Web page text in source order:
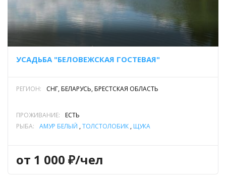
УСАДЬБА "БЕЛОВЕЖСКАЯ ГОСТЕВАЯ"
РЕГИОН: СНГ, БЕЛАРУСЬ, БРЕСТСКАЯ ОБЛАСТЬ
ПРОЖИВАНИЕ:
ЕСТЬ
РЫБА:
АМУР БЕЛЫЙ ,ТОЛСТОЛОБИК , ЩУКА
от 1 000 ₽/чел